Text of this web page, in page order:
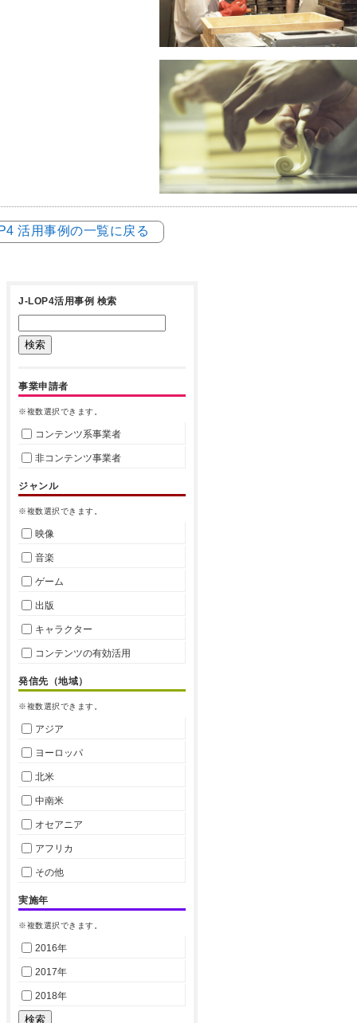
活用事例の一覧に戻る
J-LOP4活用事例 検索
事業申請者
※複数選択できます。
コンテンツ系事業者
非コンテンツ事業者
ジャンル
※複数選択できます。
映像
音楽
ゲーム
出版
キャラクター
コンテンツの有効活用
発信先（地域）
※複数選択できます。
アジア
ヨーロッパ
北米
中南米
オセアニア
アフリカ
その他
実施年
※複数選択できます。
2016年
2017年
2018年